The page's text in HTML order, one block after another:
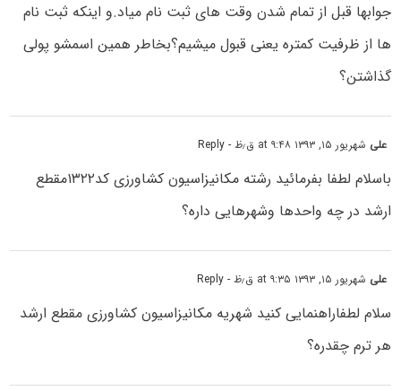
جوابها قبل از تمام شدن وقت های ثبت نام میاد.و اینکه ثبت نام
ها از ظرفیت کمتره یعنی قبول میشیم؟بخاطر همین اسمشو پولی
گذاشتن؟
علی شهریور ۱۵, ۱۳۹۳ at ۹:۴۸ ق٫ظ - Reply
باسلام لطفا بفرمائید رشته مکانیزاسیون کشاورزی کد۱۳۲۲مقطع
ارشد در چه واحدها وشهرهایی داره؟
علی شهریور ۱۵, ۱۳۹۳ at ۹:۳۵ ق٫ظ - Reply
سلام لطفاراهنمایی کنید شهریه مکانیزاسیون کشاورزی مقطع ارشد
هر ترم چقدره؟